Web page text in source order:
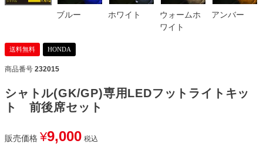
ブルー ホワイト
ウォームホ
ワイト
アンバー
送料無料 HONDA
商品番号 232015
シャトル(GK/GP)専用LEDフットライトキッ
ト 前後席セット
販売価格 ¥9,000 税込